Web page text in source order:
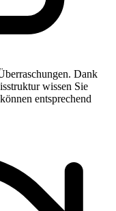
Dank
wissen Sie
entsprechend